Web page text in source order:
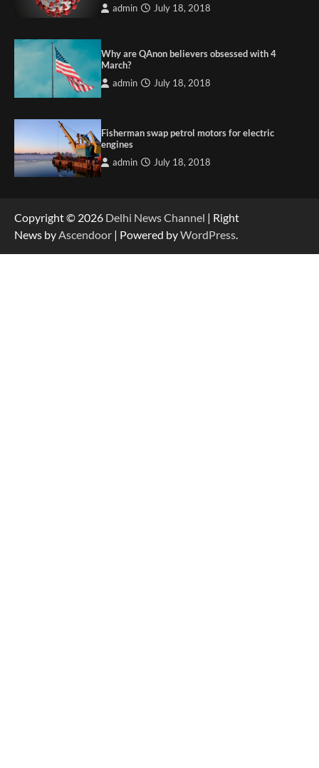
admin July 18, 2018
Why are QAnon believers obsessed with 4
March?
admin July 18, 2018
Fisherman swap petrol motors for electric
engines
admin July 18, 2018
Copyright © 2026 Delhi News Channel | Right
News byAscendoor | Powered byWordPress.